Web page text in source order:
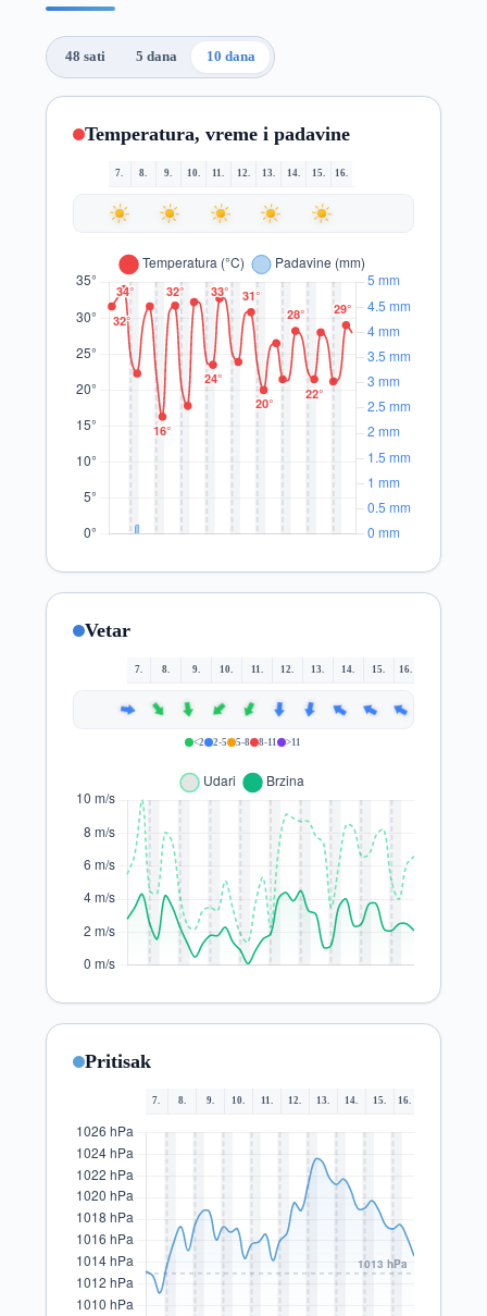
48 sati 5 dana 10 dana
Temperatura, vreme i padavine
7. 8. 9. 10. 11. 12. 13. 14. 15. 16.
Vetar
7. 8. 9. 10. 11. 12. 13. 14. 15. 16.
Pritisak
7. 8. 9. 10. 11. 12. 13. 14. 15. 16.